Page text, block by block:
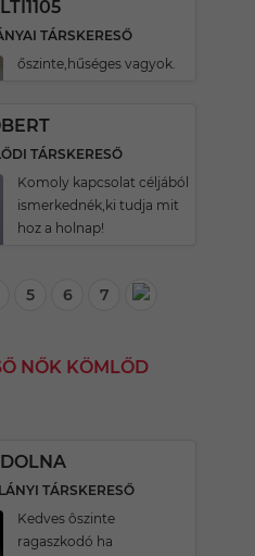
TÁRSKERESŐ
őszinte,hűséges vagyok.
TÁRSKERESŐ
Komoly kapcsolat céljából
ismerkednék,ki tudja mit
hoz a holnap!
5 6 7
NŐK KÖMLŐD
TÁRSKERESŐ
Kedves ôszinte
ragaszkodó ha